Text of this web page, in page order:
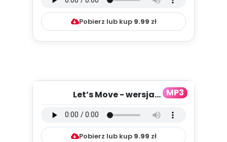
Pobierz lub kup 9.99 zł
MP3
Let’s Move - wersja
Pobierz lub kup 9.99 zł